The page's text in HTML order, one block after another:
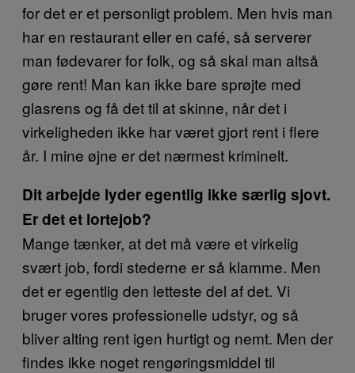
for det er et personligt problem. Men hvis man
har en restaurant eller en café, så serverer
man fødevarer for folk, og så skal man altså
gøre rent! Man kan ikke bare sprøjte med
glasrens og få det til at skinne, når det i
virkeligheden ikke har været gjort rent i flere
år. I mine øjne er det nærmest kriminelt.
Dit arbejde lyder egentlig ikke særlig sjovt.
Er det et lortejob?
Mange tænker, at det må være et virkelig
svært job, fordi stederne er så klamme. Men
det er egentlig den letteste del af det. Vi
bruger vores professionelle udstyr, og så
bliver alting rent igen hurtigt og nemt. Men der
findes ikke noget rengøringsmiddel til